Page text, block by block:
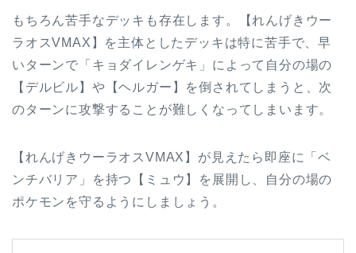
もちろん苦手なデッキも存在します。【れんげきウー
ラオスVMAX】を主体としたデッキは特に苦手で、早
いターンで「キョダイレンゲキ」によって自分の場の
【デルビル】や【ヘルガー】を倒されてしまうと、次
のターンに攻撃することが難しくなってしまいます。
【れんげきウーラオスVMAX】が見えたら即座に「ベ
ンチバリア」を持つ【ミュウ】を展開し、自分の場の
ポケモンを守るようにしましょう。